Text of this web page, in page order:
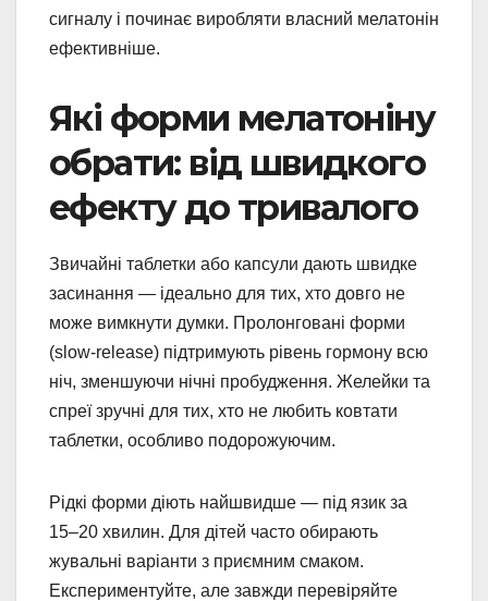
сигналу і починає виробляти власний мелатонін
ефективніше.
Які форми мелатоніну
обрати: від швидкого
ефекту до тривалого
Звичайні таблетки або капсули дають швидке
засинання — ідеально для тих, хто довго не
може вимкнути думки. Пролонговані форми
(slow-release) підтримують рівень гормону всю
ніч, зменшуючи нічні пробудження. Желейки та
спреї зручні для тих, хто не любить ковтати
таблетки, особливо подорожуючим.
Рідкі форми діють найшвидше — під язик за
15–20 хвилин. Для дітей часто обирають
жувальні варіанти з приємним смаком.
Експериментуйте, але завжди перевіряйте